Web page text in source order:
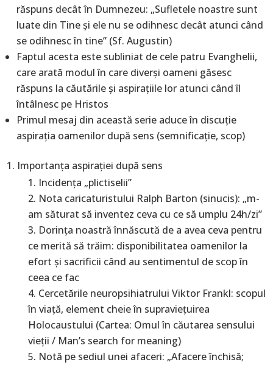
răspuns decât în Dumnezeu: „Sufletele noastre sunt
luate din Tine şi ele nu se odihnesc decât atunci când
se odihnesc în tine” (Sf. Augustin)
Faptul acesta este subliniat de cele patru Evanghelii,
care arată modul în care diverşi oameni găsesc
răspuns la căutările şi aspiraţiile lor atunci când îl
întâlnesc pe Hristos
Primul mesaj din această serie aduce în discuţie
aspiraţia oamenilor după sens (semnificaţie, scop)
Importanţa aspiraţiei după sens
Incidenţa „plictiselii”
Nota caricaturistului Ralph Barton (sinucis): „m-
am săturat să inventez ceva cu ce să umplu 24h/zi”
Dorinţa noastră înnăscută de a avea ceva pentru
ce merită să trăim: disponibilitatea oamenilor la
efort şi sacrificii când au sentimentul de scop în
ceea ce fac
Cercetările neuropsihiatrului Viktor Frankl: scopul
în viaţă, element cheie în supravieţuirea
Holocaustului (Cartea: Omul în căutarea sensului
vieţii / Man’s search for meaning)
Notă pe sediul unei afaceri: „Afacere închisă;